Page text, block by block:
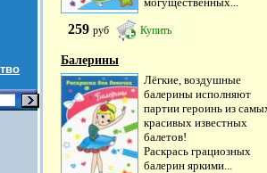
259 руб Купить
Балерины
Лёгкие, воздушные
балерины исполняют
партии героинь из
красивых известных
балетов!
Раскрась грациозных
балерин яркими...